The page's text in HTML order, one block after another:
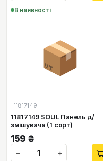
В наявності
📦
11817149
11817149 SOUL Панель д/
змішувача (1 сорт)
159 ₴
−
+